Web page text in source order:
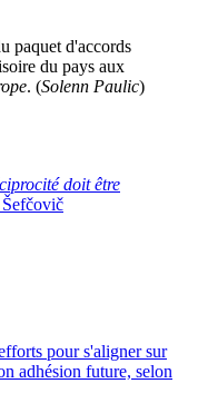
paquet d'accords
du pays aux
. (Solenn Paulic)
doit être
pour s'aligner sur
adhésion future, selon